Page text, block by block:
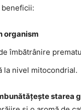
organism
îmbătrânire
la nivel mitocondrial.
starea